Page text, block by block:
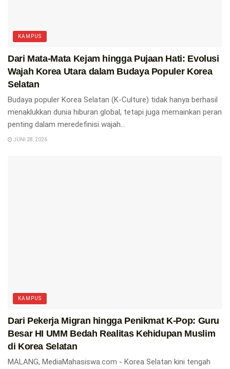
KAMPUS
Dari Mata-Mata Kejam hingga Pujaan Hati: Evolusi
Wajah Korea Utara dalam Budaya Populer Korea
Selatan
Budaya populer Korea Selatan (K-Culture) tidak hanya berhasil
menaklukkan dunia hiburan global, tetapi juga memainkan peran
penting dalam meredefinisi wajah...
JUNI 28, 2026
KAMPUS
Dari Pekerja Migran hingga Penikmat K-Pop: Guru
Besar HI UMM Bedah Realitas Kehidupan Muslim
di Korea Selatan
MALANG, MediaMahasiswa.com - Korea Selatan kini tengah